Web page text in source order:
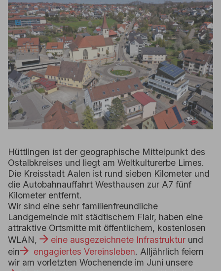
Hüttlingen ist der geographische Mittelpunkt des
Ostalbkreises und liegt am Weltkulturerbe Limes.
Die Kreisstadt Aalen ist rund sieben Kilometer und
die Autobahnauffahrt Westhausen zur A7 fünf
Kilometer entfernt.
Wir sind eine sehr familienfreundliche
Landgemeinde mit städtischem Flair, haben eine
attraktive Ortsmitte mit öffentlichem, kostenlosen
WLAN,
eine ausgezeichnete Infrastrukturund
ein
engagiertes Vereinsleben. Alljährlich feiern
wir am vorletzten Wochenende im Juni unsere